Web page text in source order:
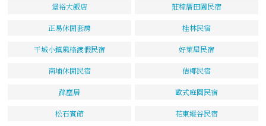
堡裕大飯店 莊稼厝田園民宿
正易休閒套房 桂林民宿
干城小鎮風格渡假民宿 好萊屋民宿
南埔休閒民宿 佶椰民宿
滌塵居 歐式庭園民宿
松石賓館 花東縱谷民宿